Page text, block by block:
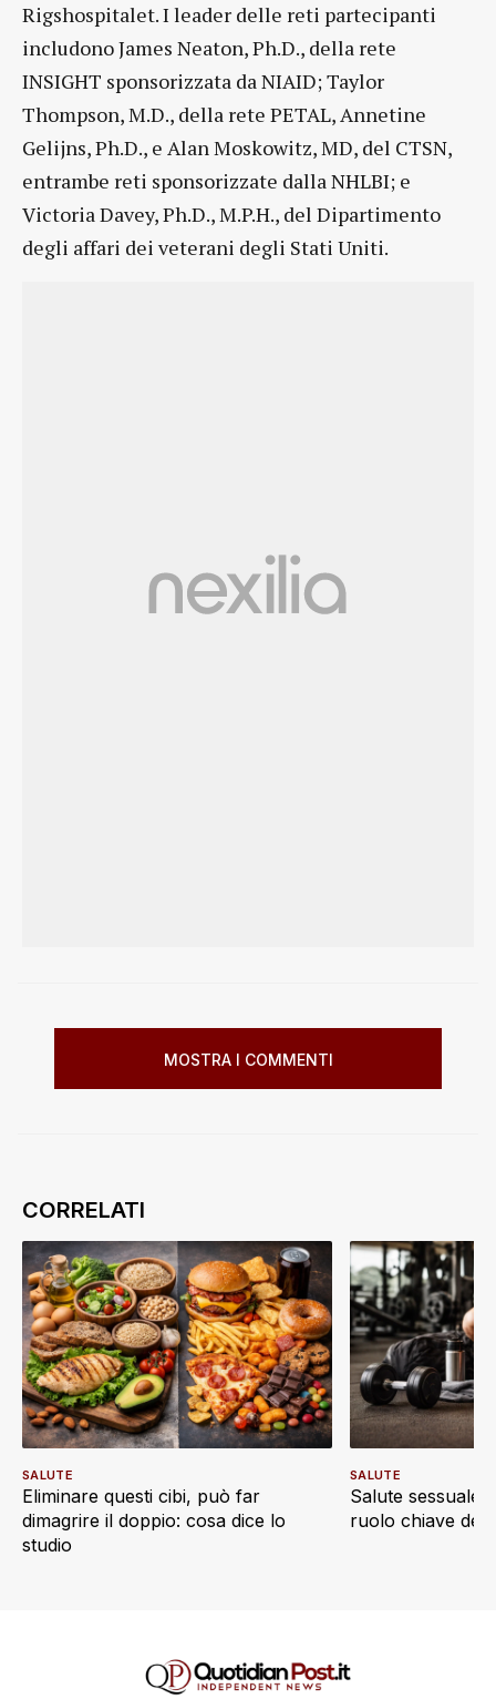
Rigshospitalet. I leader delle reti partecipanti
includono James Neaton, Ph.D., della rete
INSIGHT sponsorizzata da NIAID; Taylor
Thompson, M.D., della rete PETAL, Annetine
Gelijns, Ph.D., e Alan Moskowitz, MD, del CTSN,
entrambe reti sponsorizzate dalla NHLBI; e
Victoria Davey, Ph.D., M.P.H., del Dipartimento
degli affari dei veterani degli Stati Uniti.
MOSTRA I COMMENTI
Eliminare questi cibi, può far
dimagrire il doppio: cosa dice lo
studio
SALUTE
Salute sessuale
ruolo chiave
SALUTE